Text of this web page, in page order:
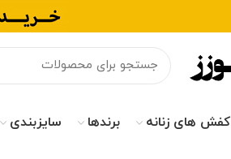
کفش های زنانه برندها سایزبندی